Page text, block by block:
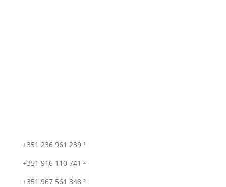
+351 236 961 239 ¹
+351 916 110 741 ²
+351 967 561 348 ²